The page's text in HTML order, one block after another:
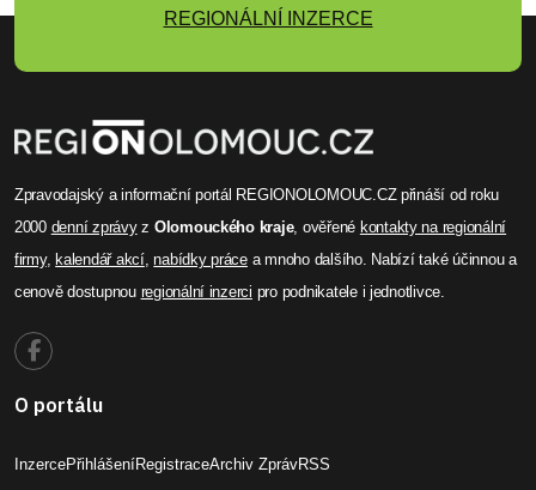
REGIONÁLNÍ INZERCE
Zpravodajský a informační portál REGIONOLOMOUC.CZ přináší od roku
2000 denní zprávyz Olomouckého kraje, ověřené kontakty na regionální
firmy, kalendář akcí,nabídky prácea mnoho dalšího. Nabízí také účinnou a
cenově dostupnou regionální inzerci pro podnikatele i jednotlivce.
O portálu
InzercePřihlášeníRegistraceArchiv ZprávRSS